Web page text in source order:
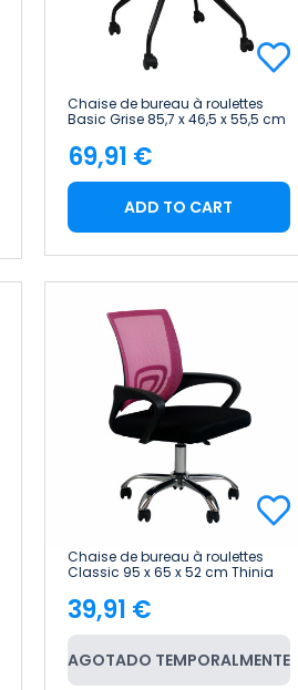
Chaise de bureau à roulettes
Basic Grise 85,7 x 46,5 x 55,5 cm
Price
69,91 €
ADD TO CART
Chaise de bureau à roulettes
Classic 95 x 65 x 52 cm Thinia
Price
39,91 €
AGOTADO TEMPORALMENTE